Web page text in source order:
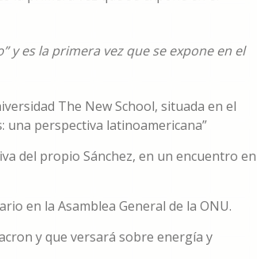
y es la primera vez que se expone en el
The New School, situada en el
perspectiva latinoamericana”
del propio Sánchez, en un encuentro en
en la Asamblea General de la ONU.
y que versará sobre energía y